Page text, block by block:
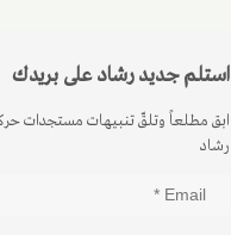
استلم جديد رشاد على بريدك
ابق مطلعاً وتلقّ تنبيهات مستجدات
رشاد